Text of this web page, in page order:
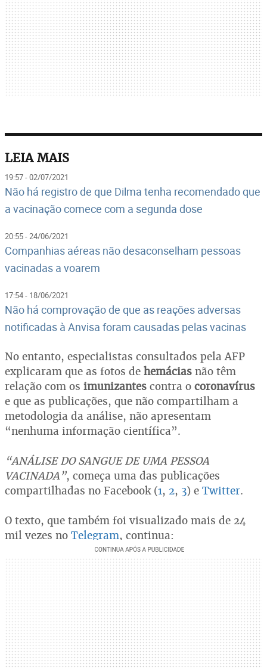
LEIA MAIS
19:57 - 02/07/2021
Não há registro de que Dilma tenha recomendado que
a vacinação comece com a segunda dose
20:55 - 24/06/2021
Companhias aéreas não desaconselham pessoas
vacinadas a voarem
17:54 - 18/06/2021
Não há comprovação de que as reações adversas
notificadas à Anvisa foram causadas pelas vacinas
No entanto, especialistas consultados pela AFP
explicaram que as fotos de hemácias não têm
relação com os imunizantes contra o coronavírus
e que as publicações, que não compartilham a
metodologia da análise, não apresentam
“nenhuma informação científica”.
“ANÁLISE DO SANGUE DE UMA PESSOA
VACINADA”, começa uma das publicações
compartilhadas no Facebook (1, 2, 3) e Twitter.
O texto, que também foi visualizado mais de 24
mil vezes no Telegram, continua: